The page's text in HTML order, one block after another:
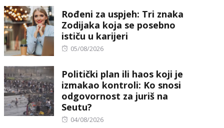
Rođeni za uspjeh: Tri znaka
Zodijaka koja se posebno
ističu u karijeri
Posted
05/08/2026
Politički plan ili haos koji je
izmakao kontroli: Ko snosi
odgovornost za juriš na
Seutu?
Posted
04/08/2026